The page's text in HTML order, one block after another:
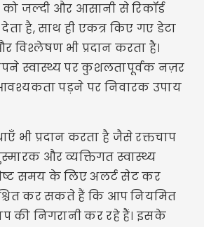
को जल्दी और आसानी से रिकॉर्ड
है, साथ ही एकत्र किए गए डेटा
विश्लेषण भी प्रदान करता है।
स्वास्थ्य पर कुशलतापूर्वक नज़र
पड़ने पर निवारक उपाय
भी प्रदान करता है जैसे रक्तचाप
और व्यक्तिगत स्वास्थ्य
समय के लिए अलर्ट सेट कर
कर सकते हैं कि आप नियमित
की निगरानी कर रहे हैं। इसके